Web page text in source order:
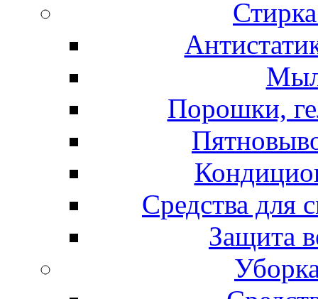
Порошки,
Средства для
Защита